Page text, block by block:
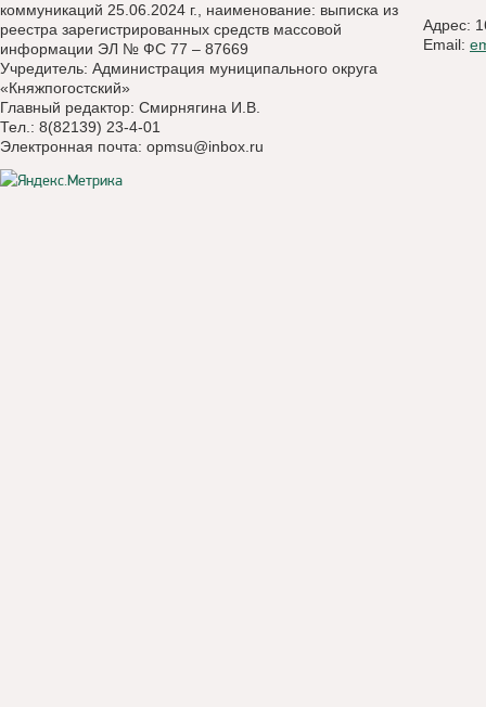
коммуникаций 25.06.2024 г., наименование: выписка из
реестра зарегистрированных средств массовой
информации ЭЛ № ФС 77 – 87669
Учредитель: Администрация муниципального округа
«Княжпогостский»
Главный редактор: Смирнягина И.В.
Тел.: 8(82139) 23-4-01
Электронная почта: opmsu@inbox.ru
Адрес:
Email: